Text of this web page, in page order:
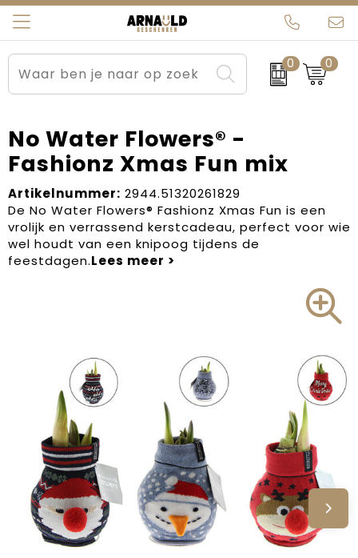
0 0
Relatiegeschenken
Sportkleding
Werkkleding
Kleding en textiel
Tassen
Beurs en Evenementen
Brievenbuspakketten
Carnaval
Dag van de Zorg
Kerstartikelen
Sinterklaas
Verjaardagen
Voetbal, EK en WK
Voor de bouw
Zomergeschenken
Arnauld Kerstpakketten
MijnEigenKadootje
Ons team
Contact
Blogs
No Water Flowers® -
Fashionz Xmas Fun mix
Artikelnummer: 2944.51320261829
De No Water Flowers® Fashionz Xmas Fun is een
vrolijk en verrassend kerstcadeau, perfect voor wie
wel houdt van een knipoog tijdens de
feestdagen.